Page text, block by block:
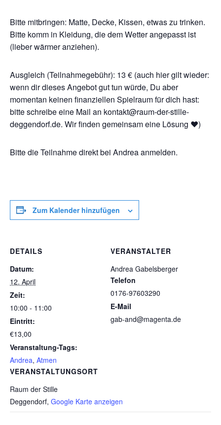
Bitte mitbringen: Matte, Decke, Kissen, etwas zu trinken.
Bitte komm in Kleidung, die dem Wetter angepasst ist
(lieber wärmer anziehen).
Ausgleich (Teilnahmegebühr): 13 € (auch hier gilt wieder:
wenn dir dieses Angebot gut tun würde, Du aber
momentan keinen finanziellen Spielraum für dich hast:
bitte schreibe eine Mail an kontakt@raum-der-stille-
deggendorf.de. Wir finden gemeinsam eine Lösung ❤️)
Bitte die Teilnahme direkt bei Andrea anmelden.
Zum Kalender hinzufügen
DETAILS
Datum:
12. April
Zeit:
10:00 - 11:00
Eintritt:
€13,00
Veranstaltung-Tags:
Andrea, Atmen
VERANSTALTUNGSORT
Raum der Stille
Deggendorf, Google Karte anzeigen
VERANSTALTER
Andrea Gabelsberger
Telefon
0176-97603290
E-Mail
gab-and@magenta.de